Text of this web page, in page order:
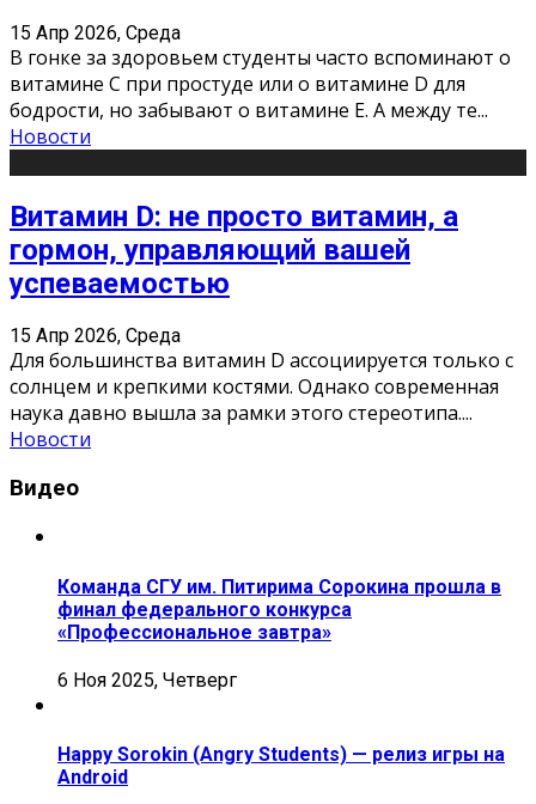
15 Апр 2026, Среда
В гонке за здоровьем студенты часто вспоминают о
витамине С при простуде или о витамине D для
бодрости, но забывают о витамине Е. А между те...
Новости
Витамин D: не просто витамин, а
гормон, управляющий вашей
успеваемостью
15 Апр 2026, Среда
Для большинства витамин D ассоциируется только с
солнцем и крепкими костями. Однако современная
наука давно вышла за рамки этого стереотипа....
Новости
Видео
Команда СГУ им. Питирима Сорокина прошла в
финал федерального конкурса
«Профессиональное завтра»
6 Ноя 2025, Четверг
Happy Sorokin (Angry Students) — релиз игры на
Android